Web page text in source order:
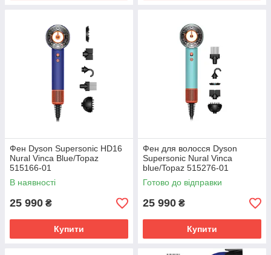
Фен Dyson Supersonic HD16
Nural Vinca Blue/Topaz
515166-01
В наявності
25 990 ₴
Купити
Фен для волосся Dyson
Supersonic Nural Vinca
blue/Topaz 515276-01
Готово до відправки
25 990 ₴
Купити